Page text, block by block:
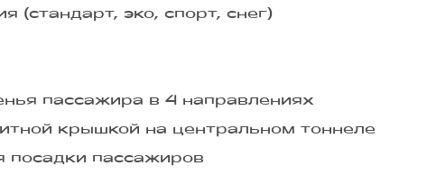
эко, спорт, снег)
пассажира в 4 направлениях
крышкой на центральном тоннеле
посадки пассажиров